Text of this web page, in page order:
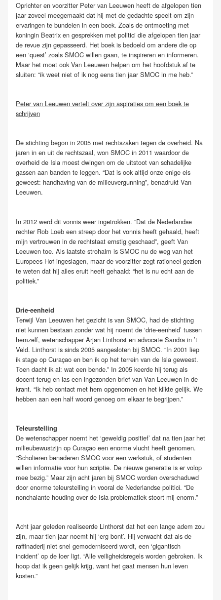
Oprichter en voorzitter Peter van Leeuwen heeft de afgelopen tien
jaar zoveel meegemaakt dat hij met de gedachte speelt om zijn
ervaringen te bundelen in een boek. Zoals de ontmoeting met
koningin Beatrix en gesprekken met politici die afgelopen tien jaar
de revue zijn gepasseerd. Het boek is bedoeld om andere die op
een ‘quest’ zoals SMOC willen gaan, te inspireren en informeren.
Maar het moet ook Van Leeuwen helpen om het hoofdstuk af te
sluiten: “ik weet niet of ik nog eens tien jaar SMOC in me heb.”
Peter van Leeuwen vertelt over zijn aspiraties om een boek te
schrijven
De stichting begon in 2005 met rechtszaken tegen de overheid. Na
jaren in en uit de rechtszaal, won SMOC in 2011 waardoor de
overheid de Isla moest dwingen om de uitstoot van schadelijke
gassen aan banden te leggen. “Dat is ook altijd onze enige eis
geweest: handhaving van de milieuvergunning”, benadrukt Van
Leeuwen.
In 2012 werd dit vonnis weer ingetrokken. “Dat de Nederlandse
rechter Rob Loeb een streep door het vonnis heeft gehaald, heeft
mijn vertrouwen in de rechtstaat ernstig geschaad”, geeft Van
Leeuwen toe. Als laatste strohalm is SMOC nu de weg van het
Europees Hof ingeslagen, maar de voorzitter zegt rationeel gezien
te weten dat hij alles eruit heeft gehaald: “het is nu echt aan de
politiek.”
Drie-eenheid
Terwijl Van Leeuwen het gezicht is van SMOC, had de stichting
niet kunnen bestaan zonder wat hij noemt de ‘drie-eenheid’ tussen
hemzelf, wetenschapper Arjan Linthorst en advocate Sandra in ’t
Veld. Linthorst is sinds 2005 aangesloten bij SMOC. “In 2001 liep
ik stage op Curaçao en ben ik op het terrein van de Isla geweest.
Toen dacht ik al: wat een bende.” In 2005 keerde hij terug als
docent terug en las een ingezonden brief van Van Leeuwen in de
krant. “Ik heb contact met hem opgenomen en het klikte gelijk. We
hebben aan een half woord genoeg om elkaar te begrijpen.”
Teleurstelling
De wetenschapper noemt het ‘geweldig positief’ dat na tien jaar het
milieubewustzijn op Curaçao een enorme vlucht heeft genomen.
“Scholieren benaderen SMOC voor een werkstuk, of studenten
willen informatie voor hun scriptie. De nieuwe generatie is er volop
mee bezig.” Maar zijn acht jaren bij SMOC worden overschaduwd
door enorme teleurstelling in vooral de Nederlandse politici. “De
nonchalante houding over de Isla-problematiek stoort mij enorm.”
Acht jaar geleden realiseerde Linthorst dat het een lange adem zou
zijn, maar tien jaar noemt hij ‘erg bont’. Hij verwacht dat als de
raffinaderij niet snel gemoderniseerd wordt, een ‘gigantisch
incident’ op de loer ligt. “Alle veiligheidsregels worden gebroken. Ik
hoop dat ik geen gelijk krijg, want het gaat mensen hun leven
kosten.”